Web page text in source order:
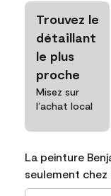
Trouvez le
détaillant
le plus
proche
Misez sur
l’achat local
La peinture
seulement